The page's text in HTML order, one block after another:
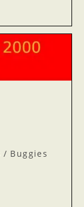
/ Buggies